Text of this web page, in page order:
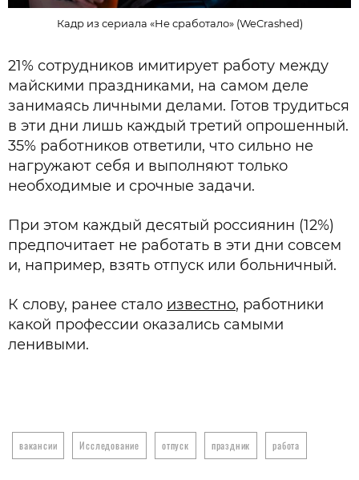
Кадр из сериала «Не сработало» (WeCrashed)
21% сотрудников имитирует работу между
майскими праздниками, на самом деле
занимаясь личными делами. Готов трудиться
в эти дни лишь каждый третий опрошенный.
35% работников ответили, что сильно не
нагружают себя и выполняют только
необходимые и срочные задачи.
При этом каждый десятый россиянин (12%)
предпочитает не работать в эти дни совсем
и, например, взять отпуск или больничный.
К слову, ранее стало известно, работники
какой профессии оказались самыми
ленивыми.
вакансии Исследование отпуск праздник работа